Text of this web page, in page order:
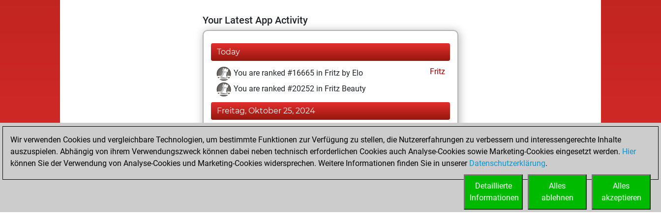
Your Latest App Activity
Today
You are ranked #16665 in Fritz by Elo
Fritz
You are ranked #20252 in Fritz Beauty
Freitag, Oktober 25, 2024
You achieved a new Elo of 1584
You created your Fritz account
Wir verwenden Cookies und vergleichbare Technologien, um bestimmte Funktionen zur Verfügung zu stellen, die Nutzererfahrungen zu verbessern und interessengerechte Inhalte
auszuspielen. Abhängig von ihrem Verwendungszweck können dabei neben technisch erforderlichen Cookies auch Analyse-Cookies sowie Marketing-Cookies eingesetzt werden. Hier
können Sie der Verwendung von Analyse-Cookies und Marketing-Cookies widersprechen. Weitere Informationen finden Sie in unserer Datenschutzerklärung.
Alles
akzeptieren
Alles
ablehnen
Detaillierte
Informationen